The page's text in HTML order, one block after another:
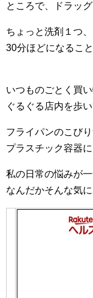
ところで、ドラッ
ちょっと洗剤１つ
30分ほどになるこ
いつものごとく買
ぐるぐる店内を歩
フライパンのこび
プラスチック容器に
私の日常の悩みが
なんだかそんな気